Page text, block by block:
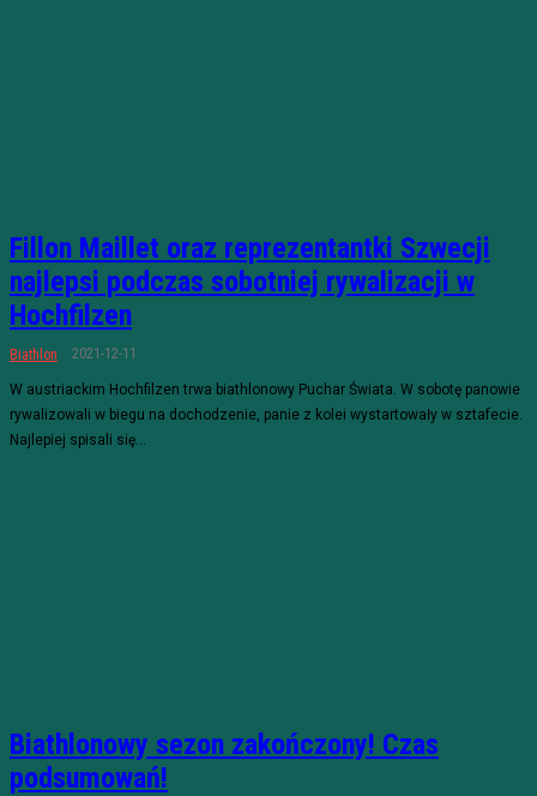
Fillon Maillet oraz reprezentantki Szwecji
najlepsi podczas sobotniej rywalizacji w
Hochfilzen
Biathlon 2021-12-11
W austriackim Hochfilzen trwa biathlonowy Puchar Świata. W sobotę panowie
rywalizowali w biegu na dochodzenie, panie z kolei wystartowały w sztafecie.
Najlepiej spisali się...
Biathlonowy sezon zakończony! Czas
podsumowań!